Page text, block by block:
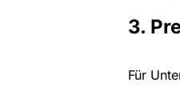
3.
Für